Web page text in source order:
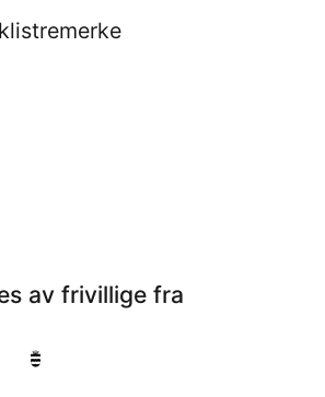
av frivillige fra